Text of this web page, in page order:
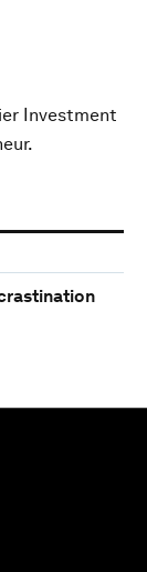
Investment